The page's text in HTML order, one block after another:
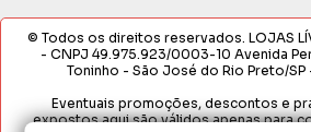
© Todos os direitos reservados. LOJAS
- CNPJ 49.975.923/0003-10 Avenida
Toninho - São José do Rio Preto/SP
Eventuais promoções, descontos e
expostos aqui são válidos apenas para